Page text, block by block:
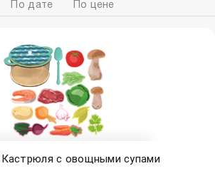
По дате По цене
с овощными супами